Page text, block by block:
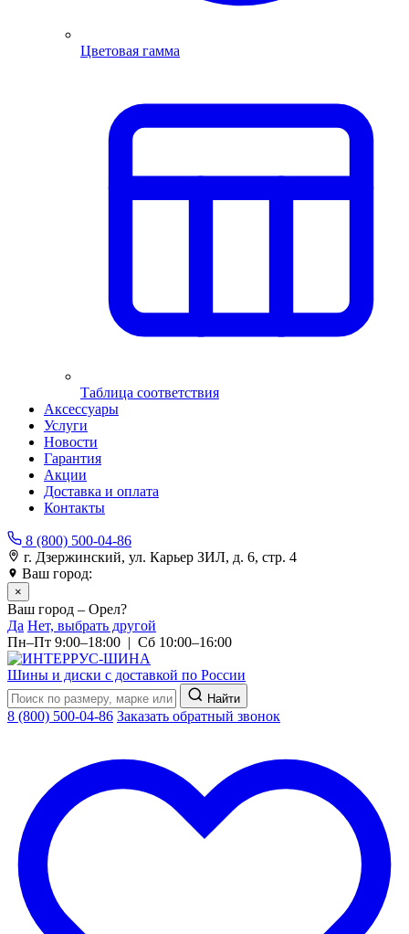
Цветовая гамма
Таблица соответствия
Аксессуары
Услуги
Новости
Гарантия
Акции
Доставка и оплата
Контакты
8 (800) 500-04-86
г. Дзержинский, ул. Карьер ЗИЛ, д. 6, стр. 4
Ваш город:
×
Ваш город – Орел?
Да Нет, выбрать другой
Пн–Пт 9:00–18:00 | Сб 10:00–16:00
Шины и диски с доставкой по России
Найти
8 (800) 500-04-86 Заказать обратный звонок